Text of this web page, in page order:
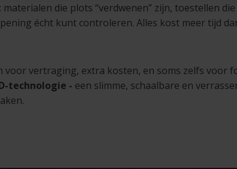
die plots “verdwenen” zijn, toestellen
écht kunt controleren. Alles kost meer tijd
vertraging, extra kosten, en soms zelfs voor
technologie - een slimme, schaalbare en